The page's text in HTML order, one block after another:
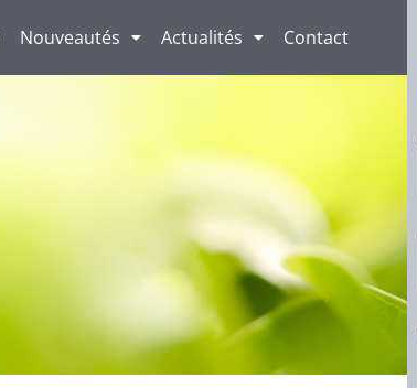
Nouveautés Actualités Contact